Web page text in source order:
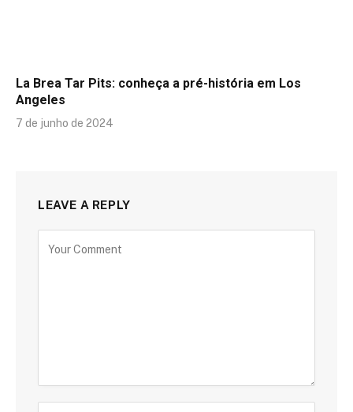
La Brea Tar Pits: conheça a pré-história em Los
Angeles
7 de junho de 2024
LEAVE A REPLY